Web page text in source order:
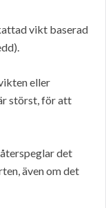
vikt baserad
eller
störst, för att
det
även om det